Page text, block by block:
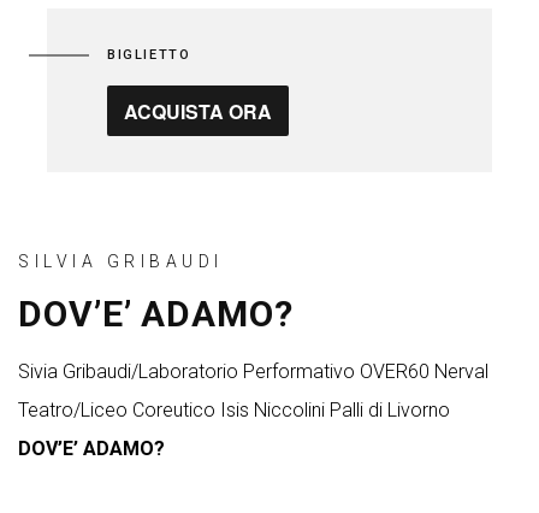
BIGLIETTO
ACQUISTA ORA
SILVIA GRIBAUDI
DOV’E’ ADAMO?
Sivia Gribaudi/Laboratorio Performativo OVER60 Nerval
Teatro/Liceo Coreutico Isis Niccolini Palli di Livorno
DOV’E’ ADAMO?